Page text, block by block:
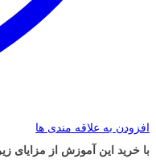
افزودن به علاقه مندی ها
با خرید این آموزش از مزایای